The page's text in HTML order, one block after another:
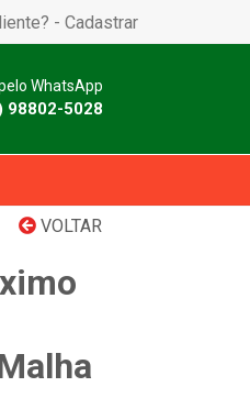
- Cadastrar
WhatsApp
98802-5028
VOLTAR